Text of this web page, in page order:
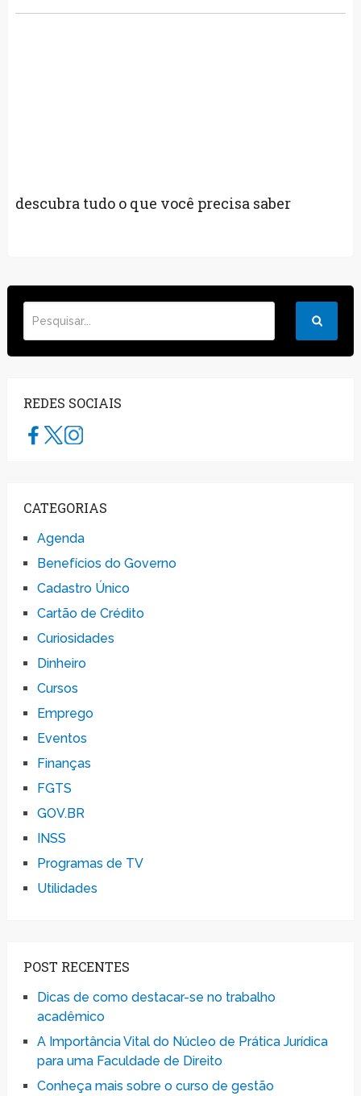
descubra tudo o que você precisa saber
REDES SOCIAIS
CATEGORIAS
Agenda
Benefícios do Governo
Cadastro Único
Cartão de Crédito
Curiosidades
Dinheiro
Cursos
Emprego
Eventos
Finanças
FGTS
GOV.BR
INSS
Programas de TV
Utilidades
POST RECENTES
Dicas de como destacar-se no trabalho
acadêmico
A Importância Vital do Núcleo de Prática Jurídica
para uma Faculdade de Direito
Conheça mais sobre o curso de gestão